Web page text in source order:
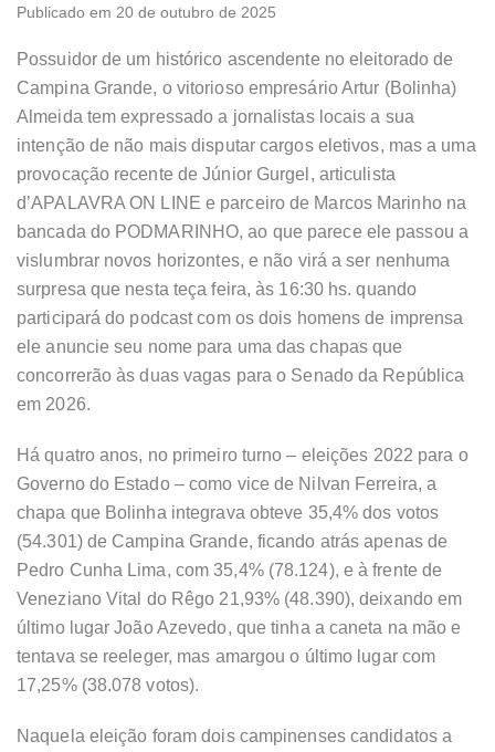
Publicado em 20 de outubro de 2025
Possuidor de um histórico ascendente no eleitorado de
Campina Grande, o vitorioso empresário Artur (Bolinha)
Almeida tem expressado a jornalistas locais a sua
intenção de não mais disputar cargos eletivos, mas a uma
provocação recente de Júnior Gurgel, articulista
d’APALAVRA ON LINE e parceiro de Marcos Marinho na
bancada do PODMARINHO, ao que parece ele passou a
vislumbrar novos horizontes, e não virá a ser nenhuma
surpresa que nesta teça feira, às 16:30 hs. quando
participará do podcast com os dois homens de imprensa
ele anuncie seu nome para uma das chapas que
concorrerão às duas vagas para o Senado da República
em 2026.
Há quatro anos, no primeiro turno – eleições 2022 para o
Governo do Estado – como vice de Nilvan Ferreira, a
chapa que Bolinha integrava obteve 35,4% dos votos
(54.301) de Campina Grande, ficando atrás apenas de
Pedro Cunha Lima, com 35,4% (78.124), e à frente de
Veneziano Vital do Rêgo 21,93% (48.390), deixando em
último lugar João Azevedo, que tinha a caneta na mão e
tentava se reeleger, mas amargou o último lugar com
17,25% (38.078 votos).
Naquela eleição foram dois campinenses candidatos a